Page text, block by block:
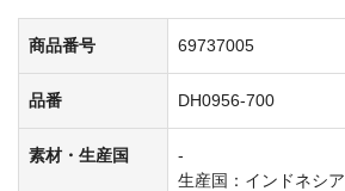
商品番号 69737005
品番 DH0956-700
素材・生産国
-
生産国：インドネシア